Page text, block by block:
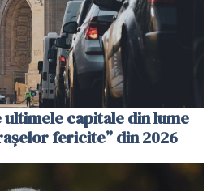
capitale din lume
fericite” din 2026